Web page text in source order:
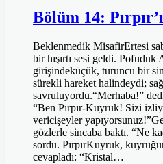
Bölüm 14:
Beklenmedik MisafirErtesi
bir hışırtı sesi geldi. Pofuduk
girişindeküçük, turuncu bir
sürekli hareket halindeydi;
savruluyordu.“Merhaba!”
“Ben Pırpır-Kuyruk! Sizi
vericişeyler
gözlerle sincaba baktı. “Ne
sordu. PırpırKuyruk,
cevapladı: “Kristal…